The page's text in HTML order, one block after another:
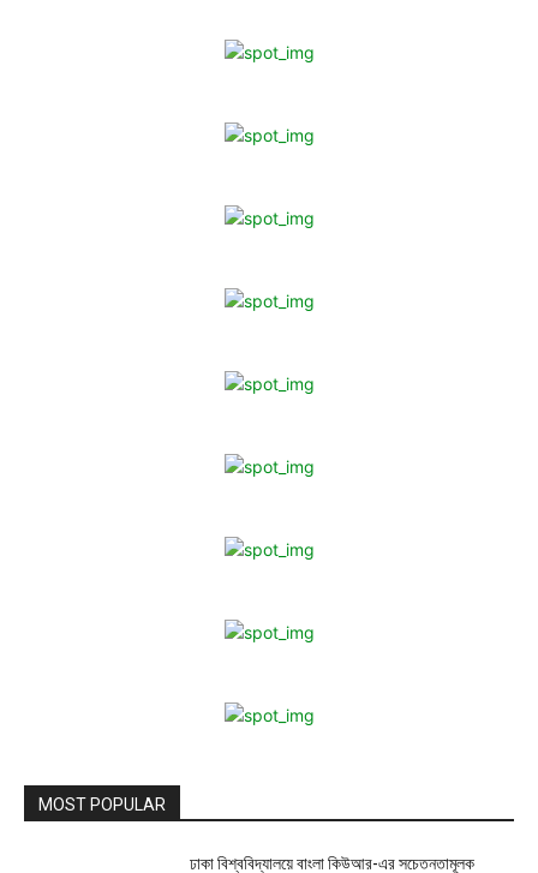
MOST POPULAR
ঢাকা বিশ্ববিদ্যালয়ে বাংলা কিউআর-এর সচেতনতামূলক